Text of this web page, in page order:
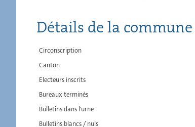
Détails de la commune
Circonscription
Canton
Electeurs inscrits
Bureaux terminés
Bulletins dans l'urne
Bulletins blancs / nuls